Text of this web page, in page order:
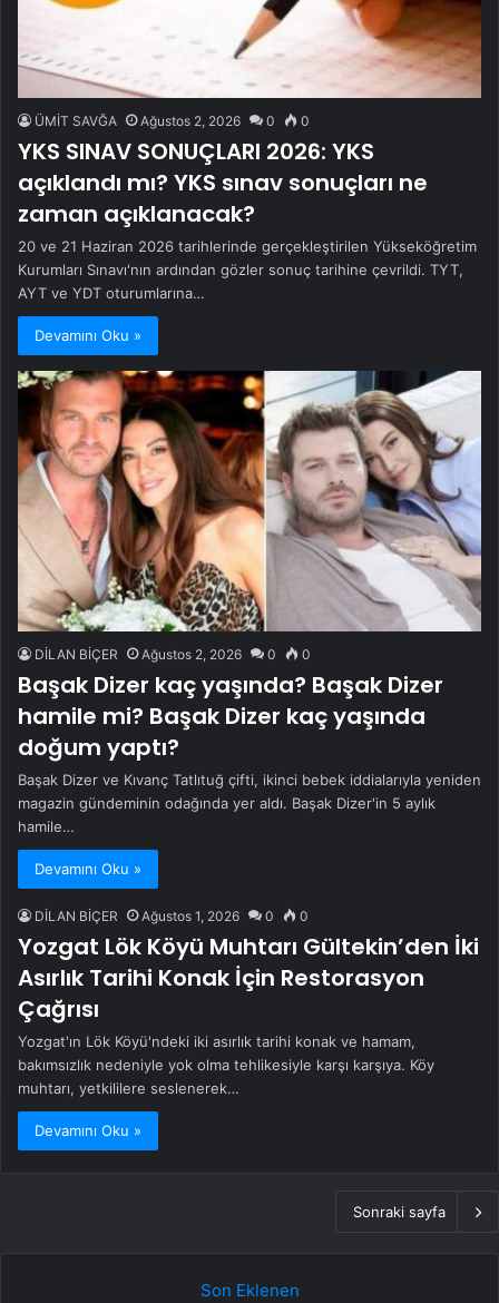
ÜMİT SAVĞA Ağustos 2, 2026 0 0
YKS SINAV SONUÇLARI 2026: YKS
açıklandı mı? YKS sınav sonuçları ne
zaman açıklanacak?
20 ve 21 Haziran 2026 tarihlerinde gerçekleştirilen Yükseköğretim
Kurumları Sınavı'nın ardından gözler sonuç tarihine çevrildi. TYT,
AYT ve YDT oturumlarına…
Devamını Oku »
DİLAN BİÇER Ağustos 2, 2026 0 0
Başak Dizer kaç yaşında? Başak Dizer
hamile mi? Başak Dizer kaç yaşında
doğum yaptı?
Başak Dizer ve Kıvanç Tatlıtuğ çifti, ikinci bebek iddialarıyla yeniden
magazin gündeminin odağında yer aldı. Başak Dizer'in 5 aylık
hamile…
Devamını Oku »
DİLAN BİÇER Ağustos 1, 2026 0 0
Yozgat Lök Köyü Muhtarı Gültekin’den İki
Asırlık Tarihi Konak İçin Restorasyon
Çağrısı
Yozgat'ın Lök Köyü'ndeki iki asırlık tarihi konak ve hamam,
bakımsızlık nedeniyle yok olma tehlikesiyle karşı karşıya. Köy
muhtarı, yetkililere seslenerek…
Devamını Oku »
Sonraki sayfa
Son Eklenen